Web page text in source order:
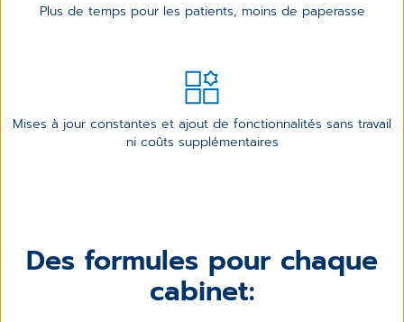
Plus de temps pour les patients, moins de paperasse
Mises à jour constantes et ajout de fonctionnalités sans travail
ni coûts supplémentaires
Des formules pour chaque
cabinet: